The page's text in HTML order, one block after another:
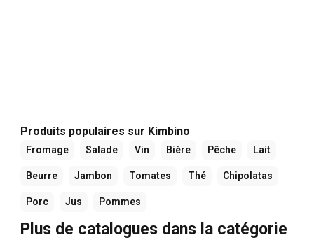
Produits populaires sur Kimbino
Fromage Salade Vin Bière Pêche Lait
Beurre Jambon Tomates Thé Chipolatas
Porc Jus Pommes
Plus de catalogues dans la catégorie